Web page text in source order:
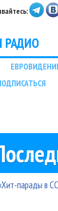
РАДИО
парады в